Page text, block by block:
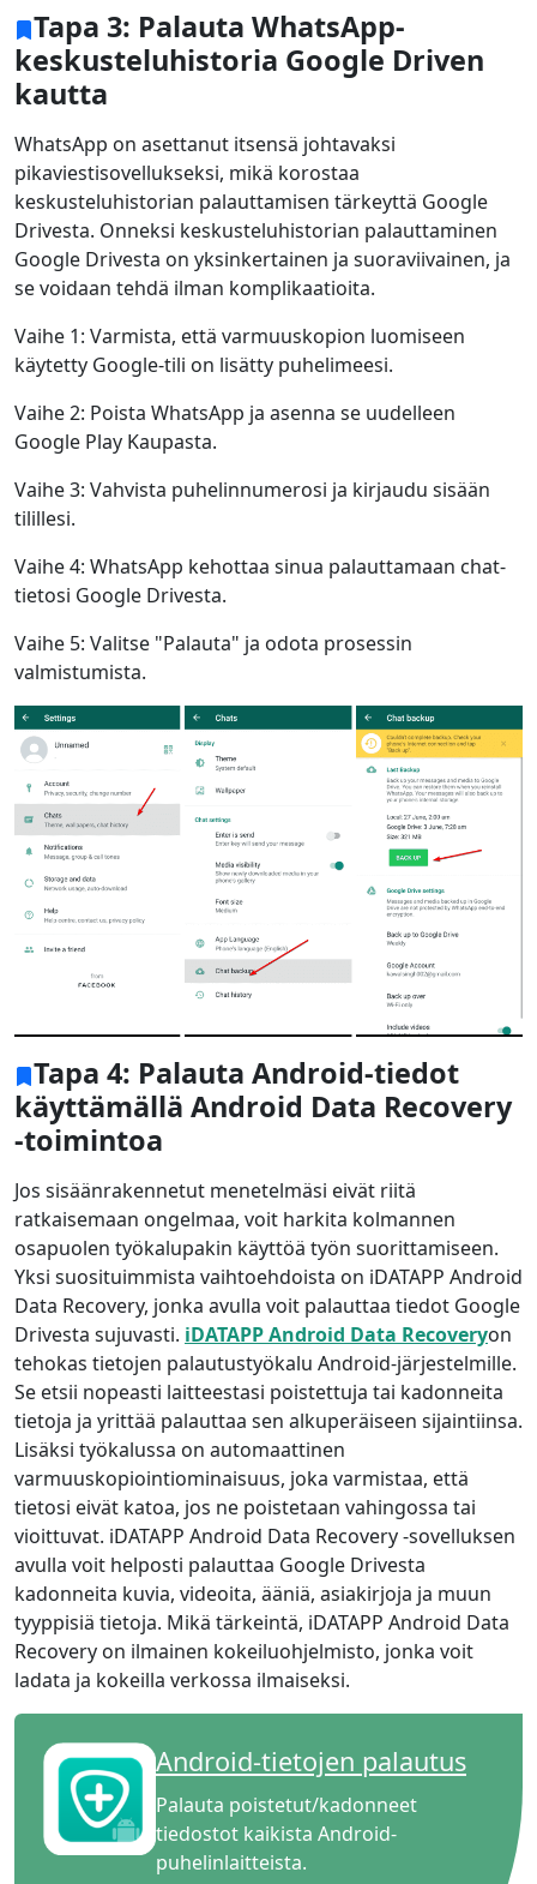
Tapa 3: Palauta WhatsApp-
keskusteluhistoria Google Driven
kautta
WhatsApp on asettanut itsensä johtavaksi
pikaviestisovellukseksi, mikä korostaa
keskusteluhistorian palauttamisen tärkeyttä Google
Drivesta. Onneksi keskusteluhistorian palauttaminen
Google Drivesta on yksinkertainen ja suoraviivainen, ja
se voidaan tehdä ilman komplikaatioita.
Vaihe 1: Varmista, että varmuuskopion luomiseen
käytetty Google-tili on lisätty puhelimeesi.
Vaihe 2: Poista WhatsApp ja asenna se uudelleen
Google Play Kaupasta.
Vaihe 3: Vahvista puhelinnumerosi ja kirjaudu sisään
tilillesi.
Vaihe 4: WhatsApp kehottaa sinua palauttamaan chat-
tietosi Google Drivesta.
Vaihe 5: Valitse "Palauta" ja odota prosessin
valmistumista.
Tapa 4: Palauta Android-tiedot
käyttämällä Android Data Recovery
-toimintoa
Jos sisäänrakennetut menetelmäsi eivät riitä
ratkaisemaan ongelmaa, voit harkita kolmannen
osapuolen työkalupakin käyttöä työn suorittamiseen.
Yksi suosituimmista vaihtoehdoista on iDATAPP Android
Data Recovery, jonka avulla voit palauttaa tiedot Google
Drivesta sujuvasti. iDATAPP Android Data Recoveryon
tehokas tietojen palautustyökalu Android-järjestelmille.
Se etsii nopeasti laitteestasi poistettuja tai kadonneita
tietoja ja yrittää palauttaa sen alkuperäiseen sijaintiinsa.
Lisäksi työkalussa on automaattinen
varmuuskopiointiominaisuus, joka varmistaa, että
tietosi eivät katoa, jos ne poistetaan vahingossa tai
vioittuvat. iDATAPP Android Data Recovery -sovelluksen
avulla voit helposti palauttaa Google Drivesta
kadonneita kuvia, videoita, ääniä, asiakirjoja ja muun
tyyppisiä tietoja. Mikä tärkeintä, iDATAPP Android Data
Recovery on ilmainen kokeiluohjelmisto, jonka voit
ladata ja kokeilla verkossa ilmaiseksi.
Android-tietojen palautus
Palauta poistetut/kadonneet
tiedostot kaikista Android-
puhelinlaitteista.